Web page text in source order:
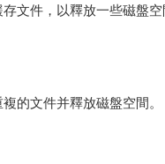
文件，以釋放一些磁盤
的文件并釋放磁盤空間。